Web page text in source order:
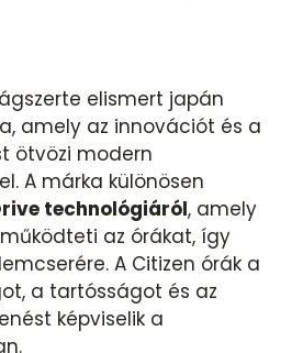
elismert japán
amely az innovációt és a
ötvözi modern
A márka különösen
technológiáról, amely
az órákat, így
A Citizen órák a
a tartósságot és az
képviselik a